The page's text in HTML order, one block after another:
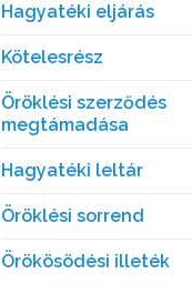
Hagyatéki eljárás
Kötelesrész
Öröklési szerződés
megtámadása
Hagyatéki leltár
Öröklési sorrend
Örökösödési illeték